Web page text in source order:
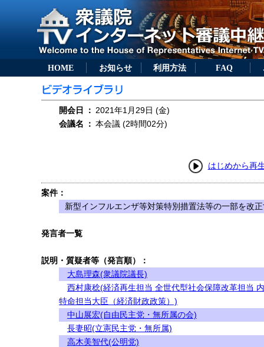
HOME お知らせ 利用方法 FAQ
開会日 ： 2021年1月29日 (金)
会議名
： 本会議 (2時間02分)
はじめから再
案件：
新型インフルエンザ等対策特別措置法等の一部を改
発言者一覧
説明・質疑者等（発言順）：
大島理森(衆議院議長)
西村康稔(経済再生担当 全世代型社会保障改革担当
特命担当大臣（経済財政政策）)
中山展宏(自由民主党・無所属の会)
長妻昭(立憲民主党・無所属)
高木美智代(公明党)